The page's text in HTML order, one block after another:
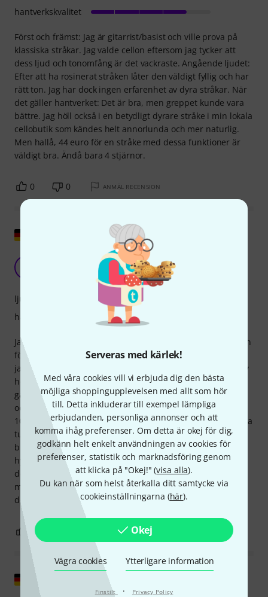
Serveras med kärlek!
Med våra cookies vill vi erbjuda dig den bästa
möjliga shoppingupplevelsen med allt som hör
till. Detta inkluderar till exempel lämpliga
erbjudanden, personliga annonser och att
komma ihåg preferenser. Om detta är okej för dig,
godkänn helt enkelt användningen av cookies för
preferenser, statistik och marknadsföring genom
att klicka på "Okej!" (visa alla).
Du kan när som helst återkalla ditt samtycke via
cookieinställningarna (här).
Okej
Vägra cookies Ytterligare information
Finstilt · Privacy Policy
Först och främst: Jag är gitarrist/basist och ville prova på
klassiska stråkar. Jag valde cellon eftersom jag tycker att
dess ljud och tonomfång är det vackraste. Angående ljudet:
Efter att ha rosinerat stråken låter den väldigt fyllig och har
rätt ton. Jag har dock ingen erfarenhet av dyra stråkar. När
det gäller hantverket: Det är bra, men greppet kunde vara
bättre. Jag höll också i en betydligt dyrare stråke i min lokala
cellobutik som kändes helt annorlunda och mer naturlig.
Men hallå, 44 euro för en stråke med dessa funktioner är
väldigt bra. Ändå bara 4 stjärnor.
hantverkskvalitet
0 0 ANMÄL RECENSION
Utmärkt värde för pengarna
Ed_von_Schleck 24.09.2023
Jag har en del erfarenhet av stråkar från kontrabasspel, och
för några år sedan hade jag ett riktigt "aha"-ögonblick när
jag bytte min "billiga" trästråke mot en Carbondix-stråke av
högre kvalitet. Ordspråket "man får vad man betalar för"
gällde verkligen då. Nu har jag vågat mig på att spela cello
och har hanterat flera billiga trästråkar som kostat upp till
100 euro. De hade alla en väldigt skrapig ton och var ganska
tunga. Den här stråken slår dem alla och kostar bara en
bråkdel av priset. Den är relativt lätt och producerar en
hyfsad ton. Till alla nybörjare: byt er billiga trästråke mot
den här ännu billigare och var nöjda :-) Min stråke är också
mycket välgjord; jag kunde inte hitta några vassa kanter på
den.
ljud
hantverkskvalitet
ANMÄL RECENSION